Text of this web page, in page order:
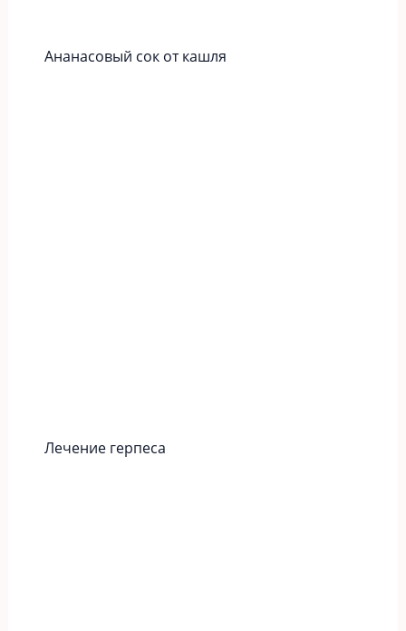
Ананасовый сок от кашля
Лечение герпеса